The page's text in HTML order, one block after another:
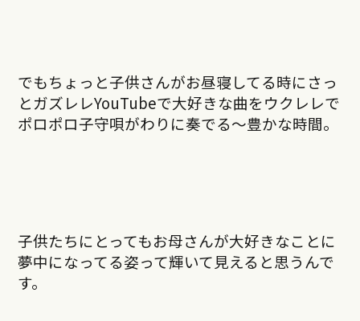
でもちょっと子供さんがお昼寝してる時にさっ
とガズレレYouTubeで大好きな曲をウクレレで
ポロポロ子守唄がわりに奏でる～豊かな時間。
子供たちにとってもお母さんが大好きなことに
夢中になってる姿って輝いて見えると思うんで
す。